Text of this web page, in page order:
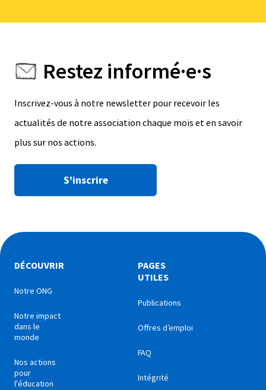
Restez informé·e·s
Inscrivez-vous à notre newsletter pour recevoir les
actualités de notre association chaque mois et en savoir
plus sur nos actions.
S'inscrire
DÉCOUVRIR
Notre ONG
Notre impact
dans le
monde
Nos actions
pour
l'éducation
PAGES
UTILES
Publications
Offres d’emploi
FAQ
Intégrité